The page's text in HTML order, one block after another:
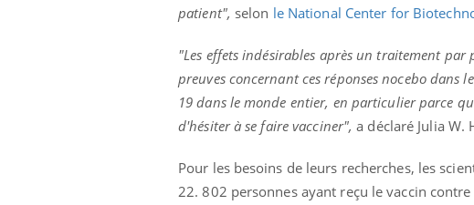
patient", selon le National Center for
"Les effets indésirables après un traitement par
preuves concernant ces réponses nocebo dans
19 dans le monde entier, en particulier parce
d'hésiter à se faire vacciner", a déclaré Julia W.
Pour les besoins de leurs recherches, les
22. 802 personnes ayant reçu le vaccin
Carence en fer : comprendre pour
Youtube
Fatigue, irritabilité, brouillard mental ou
carence en fer sont multiples ce qui la rend
Youtube
Insuline &
osait en
En 2026,
patients